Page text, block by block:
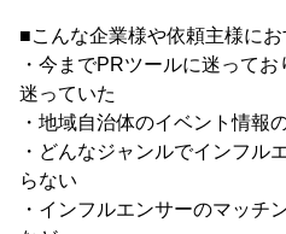
■こんな企業様や依頼主様にお
・今までPRツールに迷って
迷っていた
・地域自治体のイベント情報
・どんなジャンルでインフル
らない
・インフルエンサーのマッ